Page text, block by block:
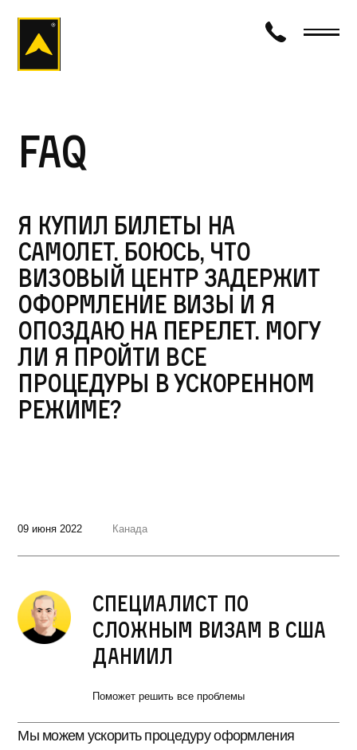
FAQ
Я купил билеты на
самолет. Боюсь, что
визовый центр задержит
оформление визы и я
опоздаю на перелет. Могу
ли я пройти все
процедуры в ускоренном
режиме?
09 июня 2022 Канада
Специалист по
сложным визам в США
Даниил
Поможет решить все проблемы
Мы можем ускорить процедуру оформления